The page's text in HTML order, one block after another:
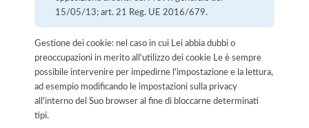
15/05/13; art. 21 Reg. UE 2016/679.
Gestione dei cookie: nel caso in cui Lei abbia dubbi o
preoccupazioni in merito all'utilizzo dei cookie Le è sempre
possibile intervenire per impedirne l'impostazione e la lettura,
ad esempio modificando le impostazioni sulla privacy
all'interno del Suo browser al fine di bloccarne determinati
tipi.